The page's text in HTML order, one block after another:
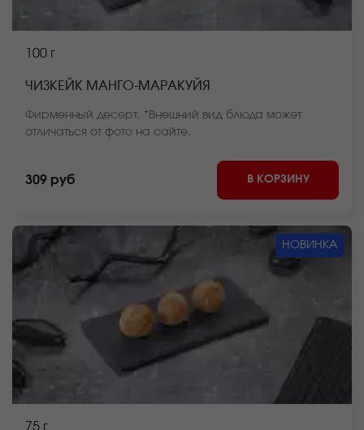
100 г
ЧИЗКЕЙК МАНГО-МАРАКУЙЯ
Фирменный десерт. *Внешний вид блюда может
отличаться от фото на сайте.
309 руб В КОРЗИНУ
НОВИНКА
75 г